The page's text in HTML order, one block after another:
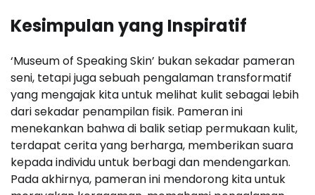
Kesimpulan yang Inspiratif
‘Museum of Speaking Skin’ bukan sekadar pameran
seni, tetapi juga sebuah pengalaman transformatif
yang mengajak kita untuk melihat kulit sebagai lebih
dari sekadar penampilan fisik. Pameran ini
menekankan bahwa di balik setiap permukaan kulit,
terdapat cerita yang berharga, memberikan suara
kepada individu untuk berbagi dan mendengarkan.
Pada akhirnya, pameran ini mendorong kita untuk